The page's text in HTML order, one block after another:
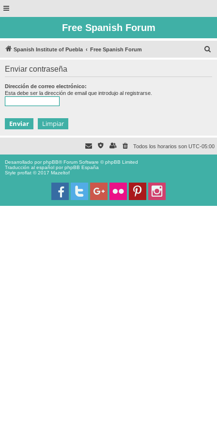
Free Spanish Forum
Spanish Institute of Puebla Free Spanish Forum
Enviar contraseña
Dirección de correo electrónico:
Esta debe ser la dirección de email que introdujo al registrarse.
Todos los horarios son UTC-05:00
Desarrollado porphpBB® Forum Software © phpBB Limited
Traducción al español porphpBB España
Style proflat © 2017 Mazeltof